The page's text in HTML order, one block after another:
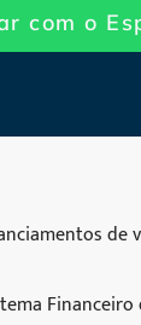
com o
de
Financeiro